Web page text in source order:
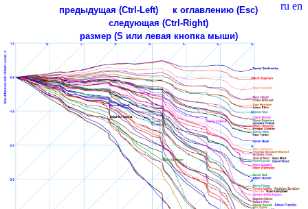
ru en
предыдущая (Ctrl-Left)
к оглавлению (Esc)
следующая (Ctrl-Right)
размер (S или левая кнопка мыши)